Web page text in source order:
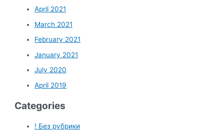
April 2021
March 2021
February 2021
January 2021
July 2020
April 2019
Categories
! Без рубрики